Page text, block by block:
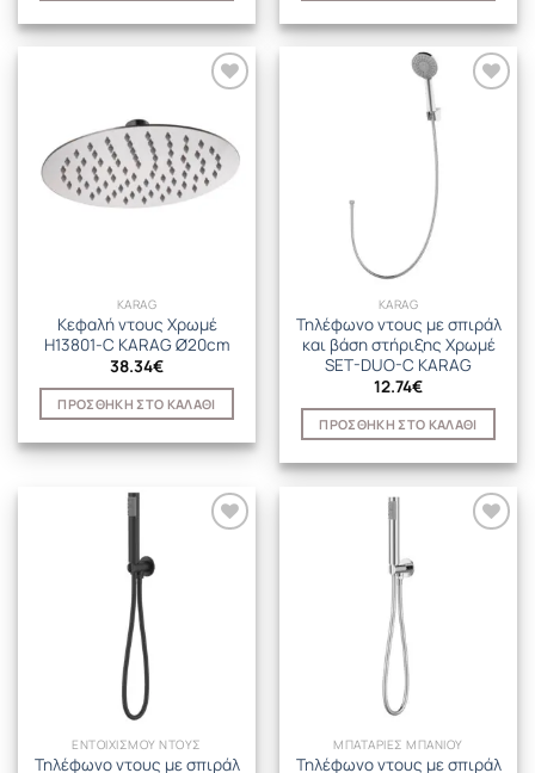
KARAG
Κεφαλή ντους Χρωμέ
H13801-C KARAG Ø20cm
38.34€
ΠΡΟΣΘΉΚΗ ΣΤΟ ΚΑΛΆΘΙ
KARAG
Τηλέφωνο ντους με σπιράλ
και βάση στήριξης Χρωμέ
SET-DUO-C KARAG
12.74€
ΠΡΟΣΘΉΚΗ ΣΤΟ ΚΑΛΆΘΙ
ΕΝΤΟΙΧΙΣΜΟΥ ΝΤΟΥΣ
Τηλέφωνο ντους με σπιράλ
ΜΠΑΤΑΡΙΕΣ ΜΠΑΝΙΟΥ
Τηλέφωνο ντους με σπιράλ